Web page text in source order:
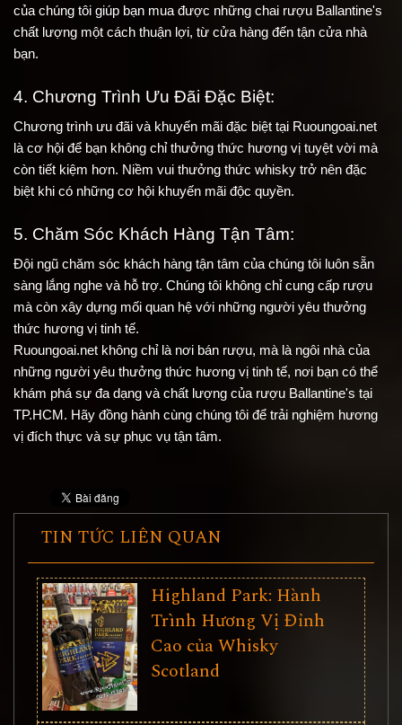
của chúng tôi giúp bạn mua được những chai rượu Ballantine's
chất lượng một cách thuận lợi, từ cửa hàng đến tận cửa nhà
bạn.
4. Chương Trình Ưu Đãi Đặc Biệt:
Chương trình ưu đãi và khuyến mãi đặc biệt tại Ruoungoai.net
là cơ hội để bạn không chỉ thưởng thức hương vị tuyệt vời mà
còn tiết kiệm hơn. Niềm vui thưởng thức whisky trở nên đặc
biệt khi có những cơ hội khuyến mãi độc quyền.
5. Chăm Sóc Khách Hàng Tận Tâm:
Đội ngũ chăm sóc khách hàng tận tâm của chúng tôi luôn sẵn
sàng lắng nghe và hỗ trợ. Chúng tôi không chỉ cung cấp rượu
mà còn xây dựng mối quan hệ với những người yêu thưởng
thức hương vị tinh tế.
Ruoungoai.net không chỉ là nơi bán rượu, mà là ngôi nhà của
những người yêu thưởng thức hương vị tinh tế, nơi bạn có thể
khám phá sự đa dạng và chất lượng của rượu Ballantine's tại
TP.HCM. Hãy đồng hành cùng chúng tôi để trải nghiệm hương
vị đích thực và sự phục vụ tận tâm.
TIN TỨC LIÊN QUAN
Highland Park: Hành
Trình Hương Vị Đỉnh
Cao của Whisky
Scotland